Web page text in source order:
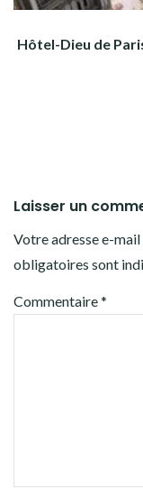
Hôtel-Dieu de
Laisser un
Votre adresse e-mail
obligatoires sont
Commentaire*